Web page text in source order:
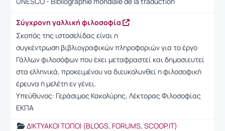
Σύγχρονη γαλλική φιλοσοφία
Σκοπός της ιστοσελίδας είναι η
συγκέντρωση βιβλιογραφικών πληροφοριών για το έργο
Γάλλων φιλοσόφων που έχει μεταφραστεί και δημοσιευτεί
στα ελληνικά, προκειμένου να διευκολυνθεί η φιλοσοφική
έρευνα ή μελέτη εν γένει.
Υπεύθυνος: Γεράσιμος Κακολύρης, Λέκτορας Φιλοσοφίας
ΕΚΠΑ
ΔΙΚΤΥΑΚΟΙ ΤΟΠΟΙ (BLOGS, FORUMS, SCOOP.IT)